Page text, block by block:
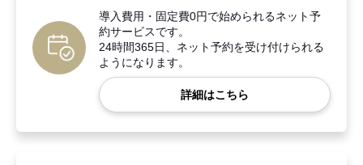
導入費用・固定費0円で始められるネット予
約サービスです。
24時間365日、ネット予約を受け付けられる
ようになります。
詳細はこちら